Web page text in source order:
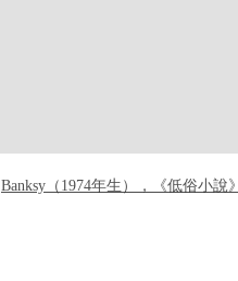
Banksy（1974年生），《低俗小說